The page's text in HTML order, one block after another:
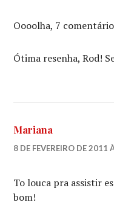
Oooolha, 7
Ótima resenha, Rod!
Mariana
8 DE FEVEREIRO DE 2011
To louca pra assistir
bom!